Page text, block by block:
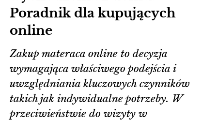
Poradnik dla kupujących
online
Zakup materaca online to decyzja
wymagająca właściwego podejścia i
uwzględniania kluczowych czynników
takich jak indywidualne potrzeby. W
przeciwieństwie do wizyty w